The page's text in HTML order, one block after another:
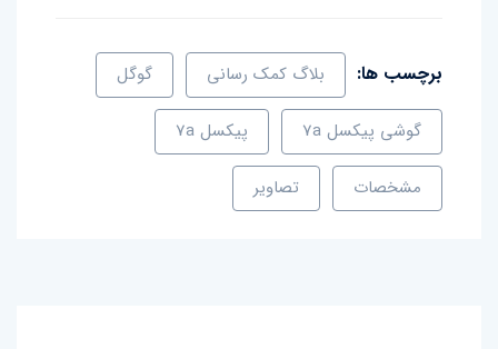
برچسب ها: بلاگ کمک رسانی گوگل
گوشی پیکسل 7a پیکسل 7a
مشخصات تصاویر